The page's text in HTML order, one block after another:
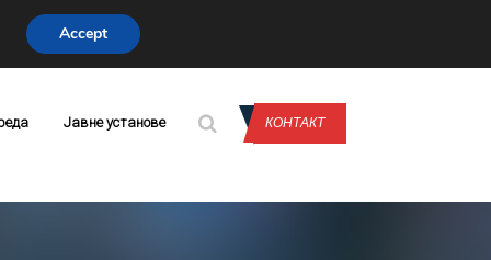
Јавне установе КОНТАКТ
Accept